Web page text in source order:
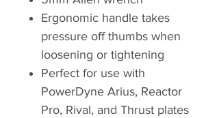
Ergonomic handle takes
pressure off thumbs when
loosening or tightening
Perfect for use with
PowerDyne Arius, Reactor
Pro, Rival, and Thrust plates